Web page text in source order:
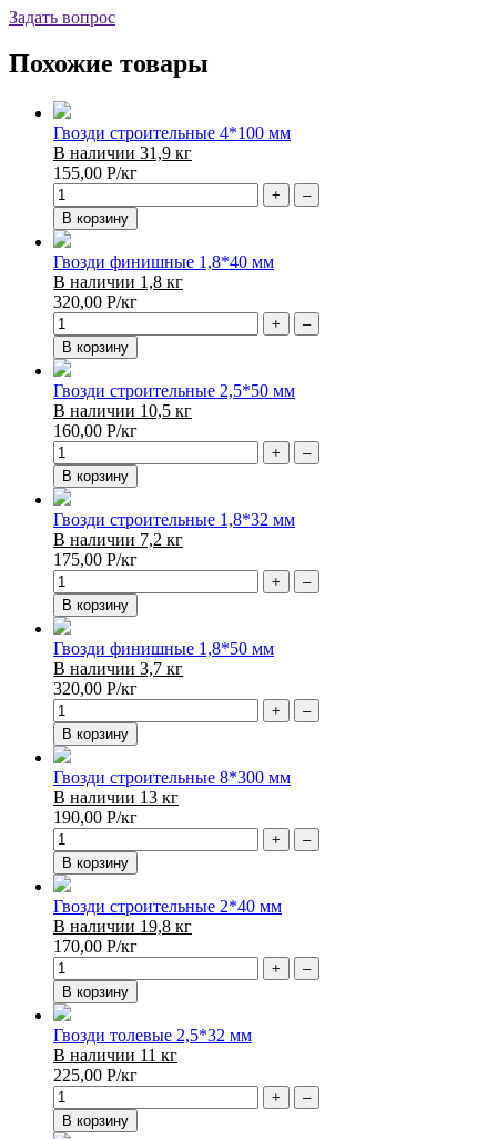
Задать вопрос
Похожие товары
Гвозди строительные 4*100 мм
В наличии 31,9 кг
155,00 Р/кг
+
–
В корзину
Гвозди финишные 1,8*40 мм
В наличии 1,8 кг
320,00 Р/кг
+
–
В корзину
Гвозди строительные 2,5*50 мм
В наличии 10,5 кг
160,00 Р/кг
+
–
В корзину
Гвозди строительные 1,8*32 мм
В наличии 7,2 кг
175,00 Р/кг
+
–
В корзину
Гвозди финишные 1,8*50 мм
В наличии 3,7 кг
320,00 Р/кг
+
–
В корзину
Гвозди строительные 8*300 мм
В наличии 13 кг
190,00 Р/кг
+
–
В корзину
Гвозди строительные 2*40 мм
В наличии 19,8 кг
170,00 Р/кг
+
–
В корзину
Гвозди толевые 2,5*32 мм
В наличии 11 кг
225,00 Р/кг
+
–
В корзину